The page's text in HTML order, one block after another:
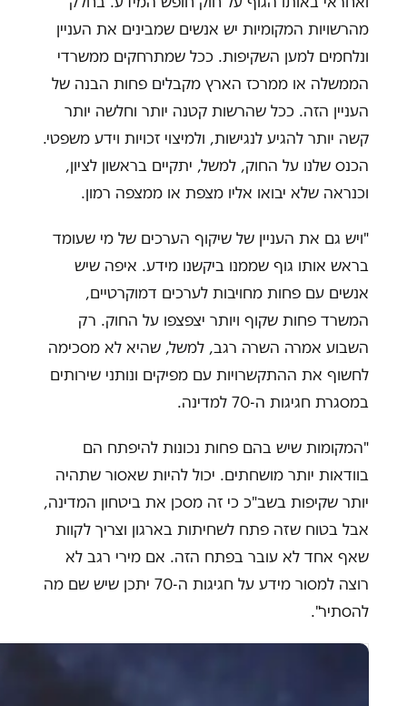
מהרשויות המקומיות יש אנשים שמבינים את העניין
ונלחמים למען השקיפות. ככל שמתרחקים ממשרדי
הממשלה או ממרכז הארץ מקבלים פחות הבנה של
העניין הזה. ככל שהרשות קטנה יותר וחלשה יותר
קשה יותר להגיע לנגישות, ולמיצוי זכויות וידע משפטי.
הכנס שלנו על החוק, למשל, יתקיים בראשון לציון,
וכנראה שלא יבואו אליו מצפת או ממצפה רמון.
"ויש גם את העניין של שיקוף הערכים של מי שעומד
בראש אותו גוף שממנו ביקשנו מידע. איפה שיש
אנשים עם פחות מחויבות לערכים דמוקרטיים,
המשרד פחות שקוף ויותר יצפצפו על החוק. רק
השבוע אמרה השרה רגב, למשל, שהיא לא מסכימה
לחשוף את ההתקשרויות עם מפיקים ונותני שירותים
במסגרת חגיגות ה-70 למדינה.
"המקומות שיש בהם פחות נכונות להיפתח הם
בוודאות יותר מושחתים. יכול להיות שאסור שתהיה
יותר שקיפות בשב"כ כי זה מסכן את ביטחון המדינה,
אבל בטוח שזה פתח לשחיתות בארגון וצריך לקוות
שאף אחד לא עובר בפתח הזה. אם מירי רגב לא
רוצה למסור מידע על חגיגות ה-70 יתכן שיש שם מה
להסתיר".